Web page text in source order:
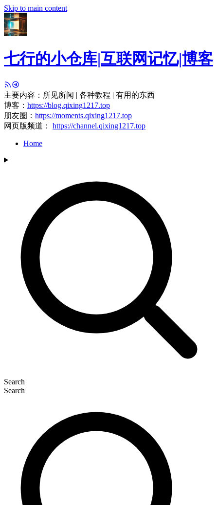
Skip to main content
七行的小仓库|互联网记忆|博客
主要内容：所见所闻 | 各种教程 | 有用的东西
博客： https://blog.qixing1217.top
朋友圈： https://moments.qixing1217.top
网页版频道： https://channel.qixing1217.top
Home
Search
Search